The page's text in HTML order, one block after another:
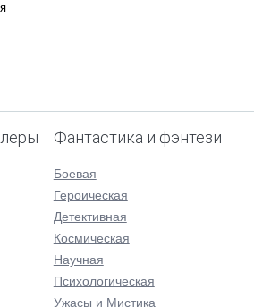
Фантастика и фэнтези
Боевая
Героическая
Детективная
Космическая
Научная
Психологическая
Ужасы и Мистика